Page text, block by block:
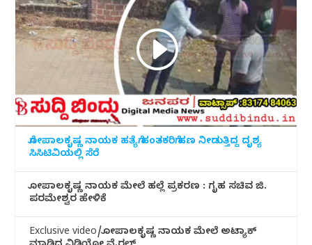
ಗೋಪಾಲಕೃಷ್ಣ ನಾಯಕ ಹತ್ಯೆಗೆ ಹಂತಕರಿಗೆ ಹಣ ನೀಡುತ್ತಿದ್ದ ದೃಶ್ಯ
ಸಿಸಿಟಿವಿಯಲ್ಲಿ ಸೆರೆ
ಗೋಪಾಲಕೃಷ್ಣ ನಾಯಕ ಮೇಲೆ ಹಲ್ಲೆ ಪ್ರಕರಣ : ಗೃಹ ಸಚಿವ ಜಿ.
ಪರಮೇಶ್ವರ ಹೇಳಿಕೆ
Exclusive video/ಗೋಪಾಲಕೃಷ್ಣ ನಾಯಕ ಮೇಲೆ ಅಟ್ಯಾಕ್